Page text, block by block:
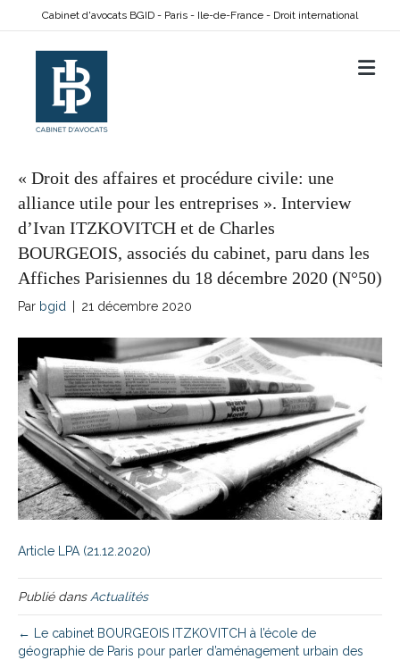
Cabinet d'avocats BGID - Paris - Ile-de-France - Droit international
« Droit des affaires et procédure civile: une
alliance utile pour les entreprises ». Interview
d’Ivan ITZKOVITCH et de Charles
BOURGEOIS, associés du cabinet, paru dans les
Affiches Parisiennes du 18 décembre 2020 (N°50)
Par bgid 21 décembre 2020
Article LPA (21.12.2020)
Publié dans Actualités
← Le cabinet BOURGEOIS ITZKOVITCH à l’école de
géographie de Paris pour parler d’aménagement urbain des